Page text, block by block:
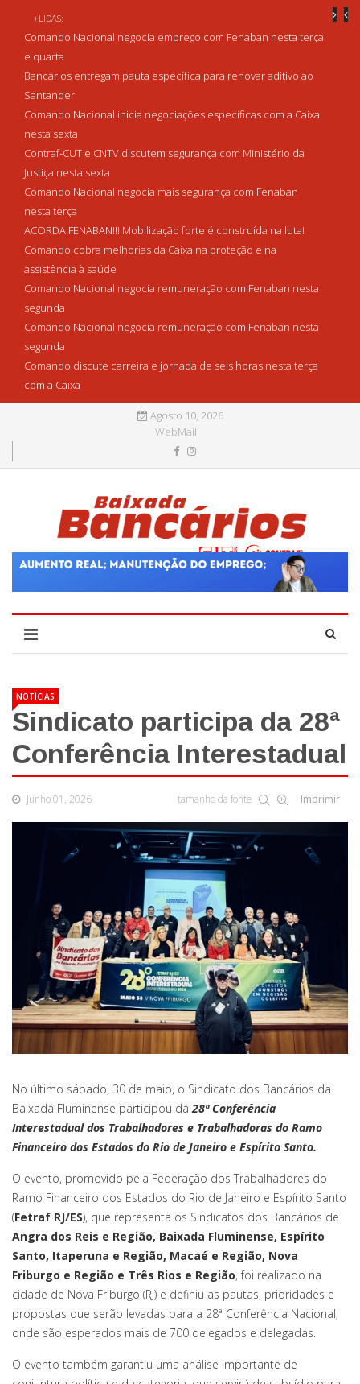
+LIDAS:
Comando Nacional negocia emprego com Fenaban nesta terça
e quarta
Bancários entregam pauta específica para renovar aditivo ao
Santander
Comando Nacional inicia negociações específicas com a Caixa
nesta sexta
Contraf-CUT e CNTV discutem segurança com Ministério da
Justiça nesta sexta
Comando Nacional negocia mais segurança com Fenaban
nesta terça
ACORDA FENABAN!!! Mobilização forte é construída na luta!
Comando cobra melhorias da Caixa na proteção e na
assistência à saúde
Comando Nacional negocia remuneração com Fenaban nesta
segunda
Comando Nacional negocia remuneração com Fenaban nesta
segunda
Comando discute carreira e jornada de seis horas nesta terça
com a Caixa
Agosto 10, 2026
WebMail
NOTÍCIAS
Sindicato participa da 28ª
Conferência Interestadual
Junho 01, 2026 tamanho da fonte Imprimir
No último sábado, 30 de maio, o Sindicato dos Bancários da
Baixada Fluminense participou da 28ª Conferência
Interestadual dos Trabalhadores e Trabalhadoras do Ramo
Financeiro dos Estados do Rio de Janeiro e Espírito Santo.
O evento, promovido pela Federação dos Trabalhadores do
Ramo Financeiro dos Estados do Rio de Janeiro e Espírito Santo
(Fetraf RJ/ES), que representa os Sindicatos dos Bancários de
Angra dos Reis e Região, Baixada Fluminense, Espírito
Santo, Itaperuna e Região, Macaé e Região, Nova
Friburgo e Região e Três Rios e Região, foi realizado na
cidade de Nova Friburgo (RJ) e definiu as pautas, prioridades e
propostas que serão levadas para a 28ª Conferência Nacional,
onde são esperados mais de 700 delegados e delegadas.
O evento também garantiu uma análise importante de